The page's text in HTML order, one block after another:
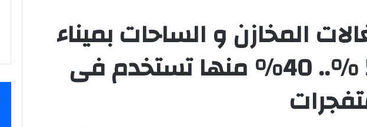
المخازن و الساحات بميناء
سفاجا 55 %.. 40% منها تستخدم فى